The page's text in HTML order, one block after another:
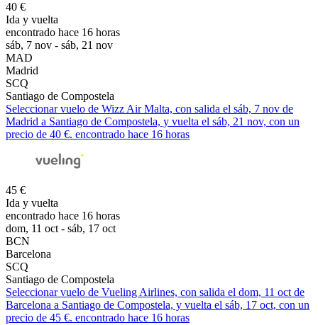
40 €
Ida y vuelta
encontrado hace 16 horas
sáb, 7 nov - sáb, 21 nov
MAD
Madrid
SCQ
Santiago de Compostela
Seleccionar vuelo de Wizz Air Malta, con salida el sáb, 7 nov de
Madrid a Santiago de Compostela, y vuelta el sáb, 21 nov, con un
precio de 40 €. encontrado hace 16 horas
45 €
Ida y vuelta
encontrado hace 16 horas
dom, 11 oct - sáb, 17 oct
BCN
Barcelona
SCQ
Santiago de Compostela
Seleccionar vuelo de Vueling Airlines, con salida el dom, 11 oct de
Barcelona a Santiago de Compostela, y vuelta el sáb, 17 oct, con un
precio de 45 €. encontrado hace 16 horas